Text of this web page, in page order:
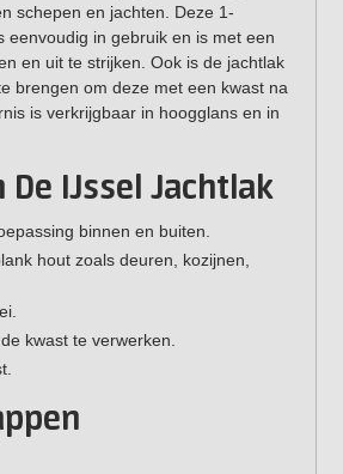
schepen en jachten. Deze 1-
eenvoudig in gebruik en is met een
en uit te strijken. Ook is de jachtlak
brengen om deze met een kwast na
is verkrijgbaar in hoogglans en in
De IJssel Jachtlak
binnen en buiten.
hout zoals deuren, kozijnen,
kwast te verwerken.